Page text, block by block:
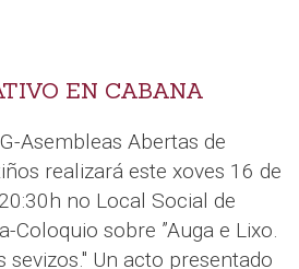
EN CABANA
Asembleas Abertas de
realizará este xoves 16 de
no Local Social de
Coloquio sobre ”Auga e Lixo.
Un acto presentado